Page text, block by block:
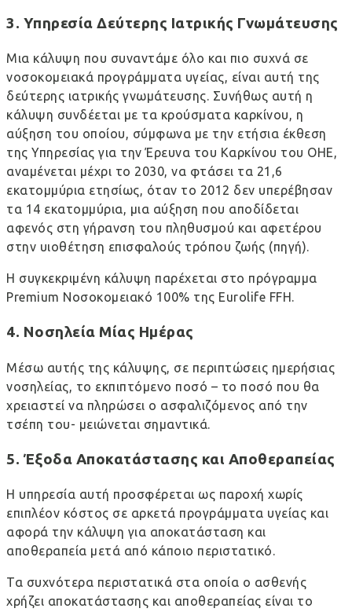
3. Υπηρεσία Δεύτερης Ιατρικής Γνωμάτευσης
Μια κάλυψη που συναντάμε όλο και πιο συχνά σε
νοσοκομειακά προγράμματα υγείας, είναι αυτή της
δεύτερης ιατρικής γνωμάτευσης. Συνήθως αυτή η
κάλυψη συνδέεται με τα κρούσματα καρκίνου, η
αύξηση του οποίου, σύμφωνα με την ετήσια έκθεση
της Υπηρεσίας για την Έρευνα του Καρκίνου του ΟΗΕ,
αναμένεται μέχρι το 2030, να φτάσει τα 21,6
εκατομμύρια ετησίως, όταν το 2012 δεν υπερέβησαν
τα 14 εκατομμύρια, μια αύξηση που αποδίδεται
αφενός στη γήρανση του πληθυσμού και αφετέρου
στην υιοθέτηση επισφαλούς τρόπου ζωής (πηγή).
H συγκεκριμένη κάλυψη παρέχεται στο πρόγραμμα
Premium Νοσοκομειακό 100% της Eurolife FFH.
4. Νοσηλεία Μίας Ημέρας
Μέσω αυτής της κάλυψης, σε περιπτώσεις ημερήσιας
νοσηλείας, το εκπιπτόμενο ποσό – το ποσό που θα
χρειαστεί να πληρώσει ο ασφαλιζόμενος από την
τσέπη του- μειώνεται σημαντικά.
5. Έξοδα Αποκατάστασης και Αποθεραπείας
Η υπηρεσία αυτή προσφέρεται ως παροχή χωρίς
επιπλέον κόστος σε αρκετά προγράμματα υγείας και
αφορά την κάλυψη για αποκατάσταση και
αποθεραπεία μετά από κάποιο περιστατικό.
Τα συχνότερα περιστατικά στα οποία ο ασθενής
χρήζει αποκατάστασης και αποθεραπείας είναι το